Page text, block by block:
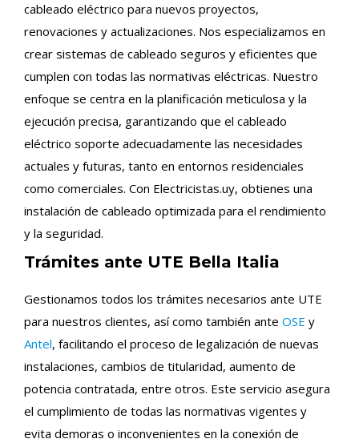
cableado eléctrico para nuevos proyectos,
renovaciones y actualizaciones. Nos especializamos en
crear sistemas de cableado seguros y eficientes que
cumplen con todas las normativas eléctricas. Nuestro
enfoque se centra en la planificación meticulosa y la
ejecución precisa, garantizando que el cableado
eléctrico soporte adecuadamente las necesidades
actuales y futuras, tanto en entornos residenciales
como comerciales. Con Electricistas.uy, obtienes una
instalación de cableado optimizada para el rendimiento
y la seguridad.
Trámites ante UTE Bella Italia
Gestionamos todos los trámites necesarios ante UTE
para nuestros clientes, así como también ante OSE y
Antel, facilitando el proceso de legalización de nuevas
instalaciones, cambios de titularidad, aumento de
potencia contratada, entre otros. Este servicio asegura
el cumplimiento de todas las normativas vigentes y
evita demoras o inconvenientes en la conexión de